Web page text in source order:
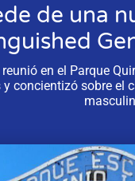
de una
en el Parque
concientizó sobre el